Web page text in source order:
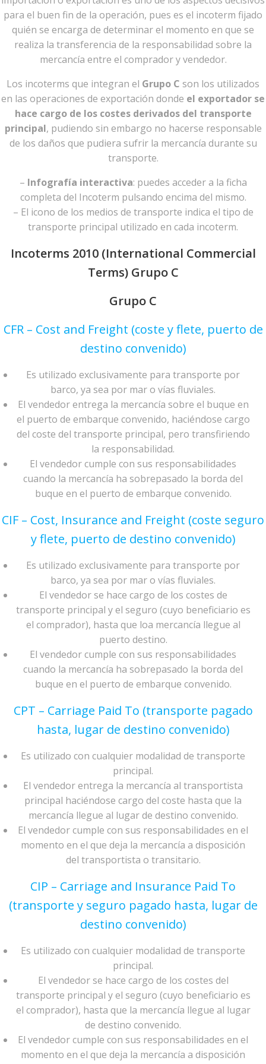
para el buen fin de la operación, pues es el incoterm fijado
quién se encarga de determinar el momento en que se
realiza la transferencia de la responsabilidad sobre la
mercancía entre el comprador y vendedor.
Los incoterms que integran el Grupo C son los utilizados
en las operaciones de exportación donde el exportador se
hace cargo de los costes derivados del transporte
principal, pudiendo sin embargo no hacerse responsable
de los daños que pudiera sufrir la mercancía durante su
transporte.
– Infografía interactiva: puedes acceder a la ficha
completa del Incoterm pulsando encima del mismo.
– El icono de los medios de transporte indica el tipo de
transporte principal utilizado en cada incoterm.
Incoterms 2010 (International Commercial
Terms) Grupo C
Grupo C
CFR – Cost and Freight (coste y flete, puerto de
destino convenido)
Es utilizado exclusivamente para transporte por
barco, ya sea por mar o vías fluviales.
El vendedor entrega la mercancía sobre el buque en
el puerto de embarque convenido, haciéndose cargo
del coste del transporte principal, pero transfiriendo
la responsabilidad.
El vendedor cumple con sus responsabilidades
cuando la mercancía ha sobrepasado la borda del
buque en el puerto de embarque convenido.
CIF – Cost, Insurance and Freight (coste seguro
y flete, puerto de destino convenido)
Es utilizado exclusivamente para transporte por
barco, ya sea por mar o vías fluviales.
El vendedor se hace cargo de los costes de
transporte principal y el seguro (cuyo beneficiario es
el comprador), hasta que loa mercancía llegue al
puerto destino.
El vendedor cumple con sus responsabilidades
cuando la mercancía ha sobrepasado la borda del
buque en el puerto de embarque convenido.
CPT – Carriage Paid To (transporte pagado
hasta, lugar de destino convenido)
Es utilizado con cualquier modalidad de transporte
principal.
El vendedor entrega la mercancía al transportista
principal haciéndose cargo del coste hasta que la
mercancía llegue al lugar de destino convenido.
El vendedor cumple con sus responsabilidades en el
momento en el que deja la mercancía a disposición
del transportista o transitario.
CIP – Carriage and Insurance Paid To
(transporte y seguro pagado hasta, lugar de
destino convenido)
Es utilizado con cualquier modalidad de transporte
principal.
El vendedor se hace cargo de los costes del
transporte principal y el seguro (cuyo beneficiario es
el comprador), hasta que la mercancía llegue al lugar
de destino convenido.
El vendedor cumple con sus responsabilidades en el
momento en el que deja la mercancía a disposición